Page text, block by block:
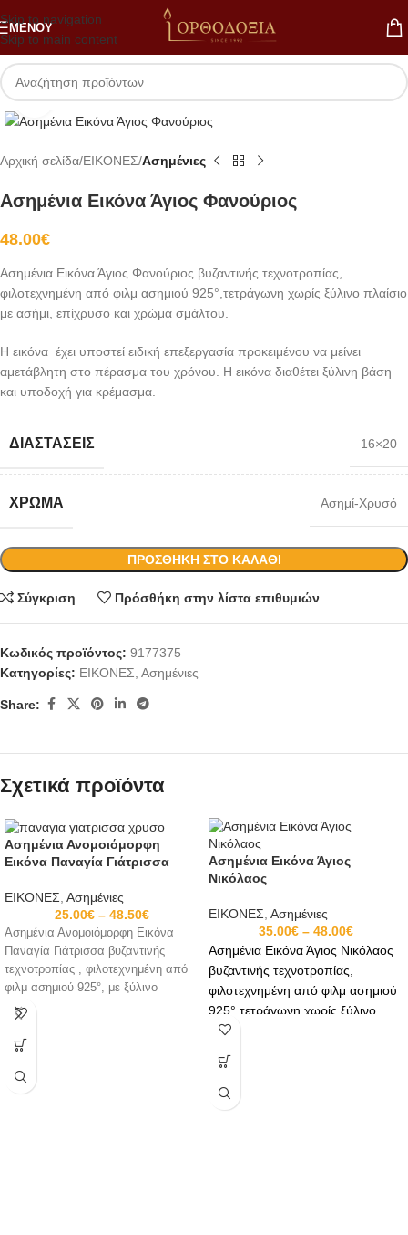
Skip to navigation
Skip to main content
ΜΕΝΟΎ
Κλικ για μεγέθυνση
Αρχική σελίδα ΕΙΚΟΝΕΣ Ασημένιες
Ασημένια Εικόνα Άγιος Φανούριος
48.00€
Ασημένια Εικόνα Άγιος Φανούριος βυζαντινής τεχνοτροπίας,
φιλοτεχνημένη από φιλμ ασημιού 925°,τετράγωνη χωρίς ξύλινο πλαίσιο
με ασήμι, επίχρυσο και χρώμα σμάλτου.
Η εικόνα έχει υποστεί ειδική επεξεργασία προκειμένου να μείνει
αμετάβλητη στο πέρασμα του χρόνου. Η εικόνα διαθέτει ξύλινη βάση
και υποδοχή για κρέμασμα.
ΔΙΑΣΤΆΣΕΙΣ 16×20
ΧΡΏΜΑ Ασημί-Χρυσό
ΠΡΟΣΘΉΚΗ ΣΤΟ ΚΑΛΆΘΙ
Σύγκριση Πρόσθήκη στην λίστα επιθυμιών
Κωδικός προϊόντος: 9177375
Κατηγορίες: ΕΙΚΟΝΕΣ, Ασημένιες
Share:
Σχετικά προϊόντα
Ασημένια Ανομοιόμορφη
Εικόνα Παναγία Γιάτρισσα
ΕΙΚΟΝΕΣ Ασημένιες
25.00€ – 48.50€
Ασημένια Ανομοιόμορφη Εικόνα
Παναγία Γιάτρισσα βυζαντινής
τεχνοτροπίας , φιλοτεχνημένη από
φιλμ ασημιού 925°, με ξύλινο
πλαίσιο με ασήμι, επίχρυσο και
Η εικόνα έχει υποστεί ειδική
αμετάβλητη στο πέρασμα του
Ασημένια Εικόνα Άγιος
Νικόλαος
ΕΙΚΟΝΕΣ, Ασημένιες
35.00€ – 48.00€
Ασημένια Εικόνα Άγιος Νικόλαος
βυζαντινής τεχνοτροπίας,
φιλοτεχνημένη από φιλμ ασημιού
925°,τετράγωνη χωρίς ξύλινο
πλαίσιο με ασήμι, επίχρυσο και
επεξεργασία προκειμένου να